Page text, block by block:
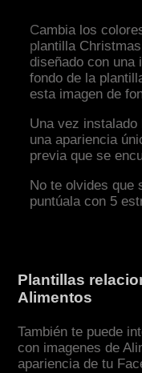
Cambia los
plantilla
diseñado con una
fondo de la
esta imagen de
Una vez
una apariencia
previa que se
No te olvides que
puntúala con 5
Plantillas
Alimentos
También te puede
con imagenes de
apariencia de tu